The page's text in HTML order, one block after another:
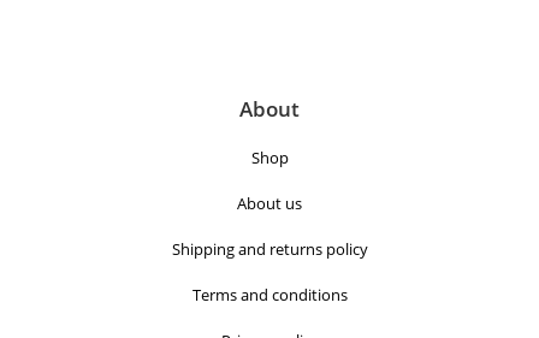
About
Shop
About us
Shipping and returns policy
Terms and conditions